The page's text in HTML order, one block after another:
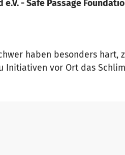
e.V. - Safe Passage
haben besonders hart,
Initiativen vor Ort das